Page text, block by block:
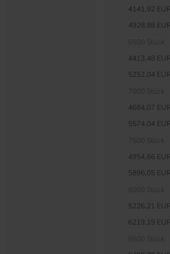
4141,92 EUR
4928,88 EUR
4413,48 EUR
5252,04 EUR
4684,07 EUR
5574,04 EUR
4954,66 EUR
5896,05 EUR
5226,21 EUR
6219,19 EUR